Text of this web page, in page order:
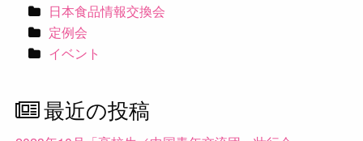
日本食品情報交換会
定例会
イベント
最近の投稿